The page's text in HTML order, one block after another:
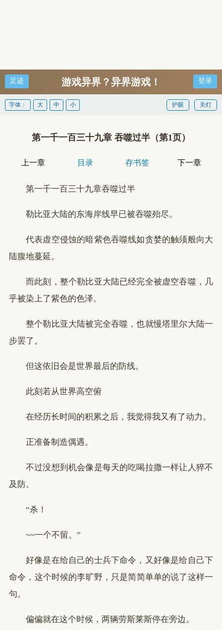
足迹 游戏异界？异界游戏！ 登录
关灯
护眼
字体： 大 中 小
第一千一百三十九章 吞噬过半（第1页）
上一章 目录 存书签 下一章
第一千一百三十九章吞噬过半
勒比亚大陆的东海岸线早已被吞噬殆尽。
代表虚空侵蚀的暗紫色吞噬线如贪婪的触须般向大
陆腹地蔓延。
而此刻，整个勒比亚大陆已经完全被虚空吞噬，几
乎被染上了紫色的色泽。
整个勒比亚大陆被完全吞噬，也就慢塔里尔大陆一
步罢了。
但这依旧会是世界最后的防线。
此刻若从世界高空俯
在经历长时间的积累之后，我觉得我又有了动力。
正准备制造偶遇。
不过没想到机会像是每天的吃喝拉撒一样让人猝不
及防。
“杀！
~~一个不留。”
好像是在给自己的士兵下命令，又好像是给自己下
命令，这个时候的李旷野，只是简简单单的说了这样一
句。
偏偏就在这个时候，两辆劳斯莱斯停在旁边。